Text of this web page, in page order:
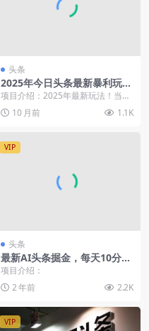
头条
2025年今日头条最新暴利玩法
3.0，一键生成爆款，轻松实现
矩阵日入3000+
项目介绍：2025年最新玩法！当下
最火！简单零成本！0粉丝照样有收
益，复制粘贴即...
10 月前 1.1K
VIP
头条
最新AI头条掘金，每天10分
钟，做了就有，小白也能月入
3万+
项目介绍：
2 年前
2.2K
VIP